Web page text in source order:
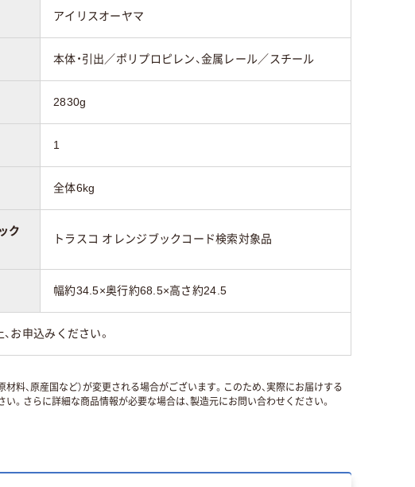
アイリスオーヤマ
本体・引出／ポリプロピレン、金属レール／スチール
2830g
1
全体6kg
ク
トラスコ オレンジブックコード検索対象品
幅約34.5×奥行約68.5×高さ約24.5
お申込みください。
料、原産国など）が変更される場合がございます。このため、実際にお届けする
。さらに詳細な商品情報が必要な場合は、製造元にお問い合わせください。